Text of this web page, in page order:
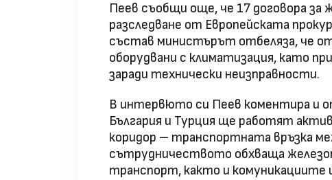
Пеев съобщи още, че 17 договора за
разследване от Европейската
състав министърът отбеляза, че
оборудвани с климатизация, като
заради технически неизправности.
В интервюто си Пеев коментира и
България и Турция ще работят
коридор – транспортната връзка
сътрудничеството обхваща
транспорт, както и комуникациите